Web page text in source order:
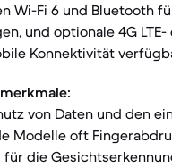
Wi-Fi 6 und Bluetooth
und optionale 4G
Konnektivität
von Daten und den
Modelle oft
für die